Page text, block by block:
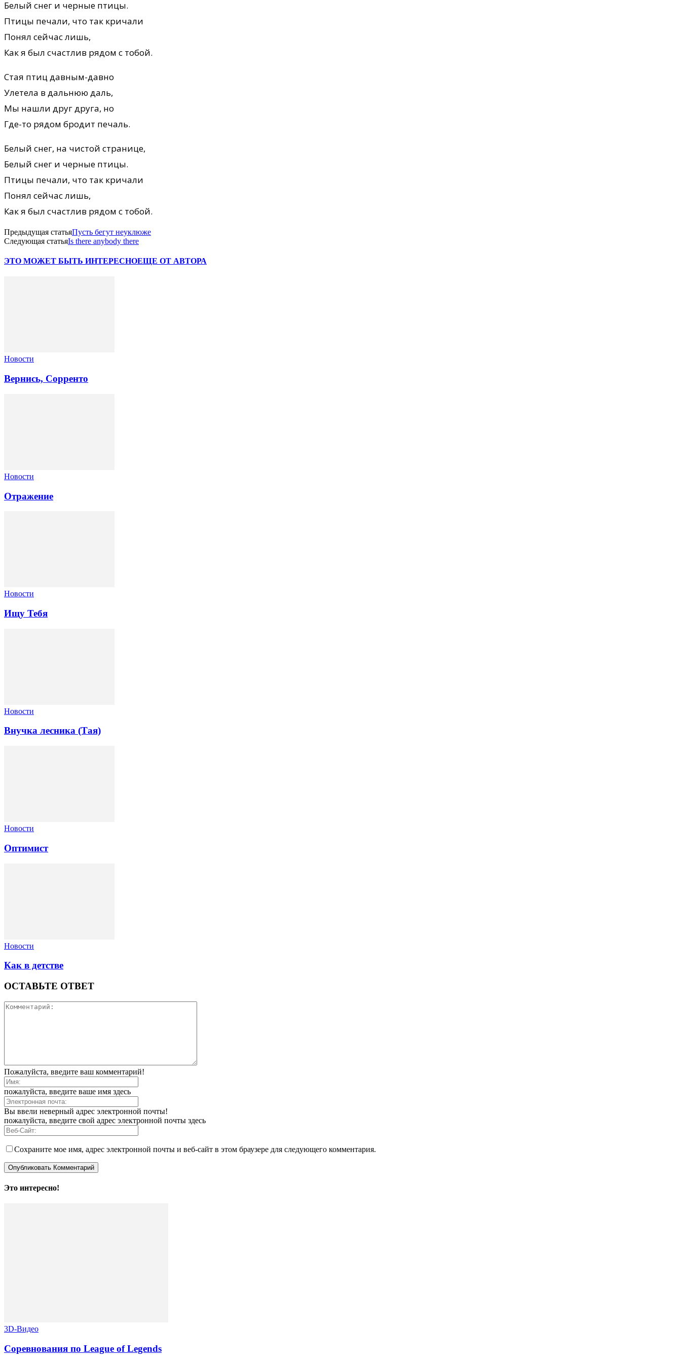
Белый снег и черные птицы.
Птицы печали, что так кричали
Понял сейчас лишь,
Как я был счастлив рядом с тобой.
Стая птиц давным-давно
Улетела в дальнюю даль,
Мы нашли друг друга, но
Где-то рядом бродит печаль.
Белый снег, на чистой странице,
Белый снег и черные птицы.
Птицы печали, что так кричали
Понял сейчас лишь,
Как я был счастлив рядом с тобой.
Предыдущая статьяПусть бегут неуклюже
Следующая статьяIs there anybody there
ЭТО МОЖЕТ БЫТЬ ИНТЕРЕСНОЕЩЕ ОТ АВТОРА
Новости
Вернись, Сорренто
Новости
Отражение
Новости
Ищу Тебя
Новости
Внучка лесника (Тая)
Новости
Оптимист
Новости
Как в детстве
ОСТАВЬТЕ ОТВЕТ
Пожалуйста, введите ваш комментарий!
пожалуйста, введите ваше имя здесь
Вы ввели неверный адрес электронной почты!
пожалуйста, введите свой адрес электронной почты здесь
Сохраните мое имя, адрес электронной почты и веб-сайт в этом браузере для следующего комментария.
Это интересно!
3D-Видео
Соревнования по League of Legends